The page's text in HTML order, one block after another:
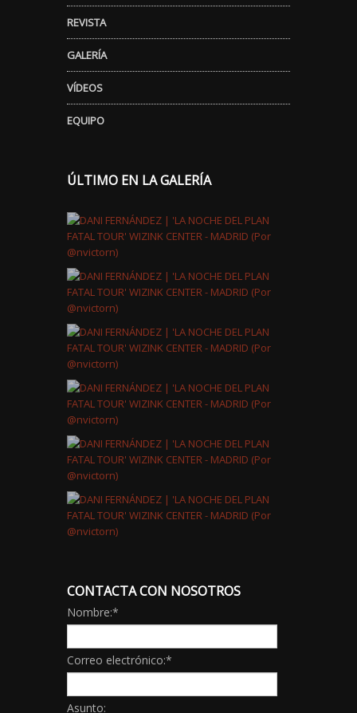
REVISTA
GALERÍA
VÍDEOS
EQUIPO
ÚLTIMO EN LA GALERÍA
CONTACTA CON NOSOTROS
Nombre:*
Correo electrónico:*
Asunto: